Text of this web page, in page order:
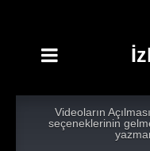
Videoların
seçeneklerinin